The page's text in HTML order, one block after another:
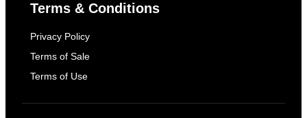
Terms & Conditions
Privacy Policy
Terms of Sale
Terms of Use